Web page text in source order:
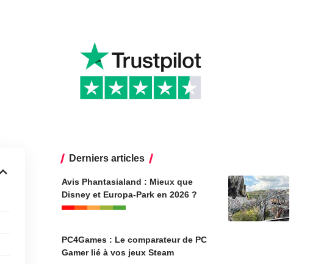
Derniers articles
Avis Phantasialand : Mieux que
Disney et Europa-Park en 2026 ?
PC4Games : Le comparateur de PC
Gamer lié à vos jeux Steam